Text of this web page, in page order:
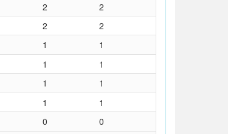
2
2
2 2
1
1
1 1
1
1
1 1
0 0